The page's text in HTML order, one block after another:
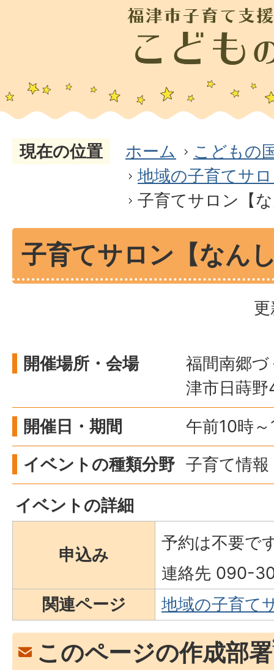
現在の位置 ホーム
こどもの
地域の子育てサ
子育てサロン【
子育てサロン【なん
開催場所・会場
福間南郷
津市日蒔
開催日・期間
午前10時
イベントの種類分野 子育て情
イベントの詳細
申込み
予約は不要で
連絡先 090-
関連ページ
地域の子育て
このページの作成部署